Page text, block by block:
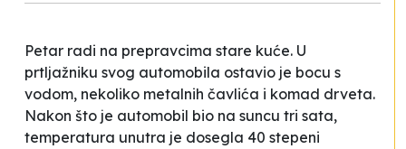
Petar radi na prepravcima stare kuće. U
prtljažniku svog automobila ostavio je bocu s
vodom, nekoliko metalnih čavlića i komad drveta.
Nakon što je automobil bio na suncu tri sata,
temperatura unutra je dosegla 40 stepeni